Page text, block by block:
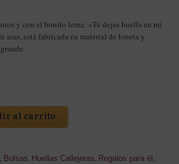
y con el bonito lema: «Tú dejas huella en mi
asas, está fabricada en material de loneta y
al carrito
, Bolsas, Huellas Callejeras, Regalos para él ,